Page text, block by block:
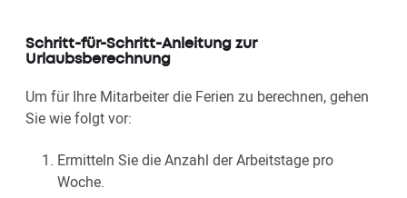
Schritt-für-Schritt-Anleitung zur
Urlaubsberechnung
Um für Ihre Mitarbeiter die Ferien zu berechnen, gehen
Sie wie folgt vor:
Ermitteln Sie die Anzahl der Arbeitstage pro
Woche.